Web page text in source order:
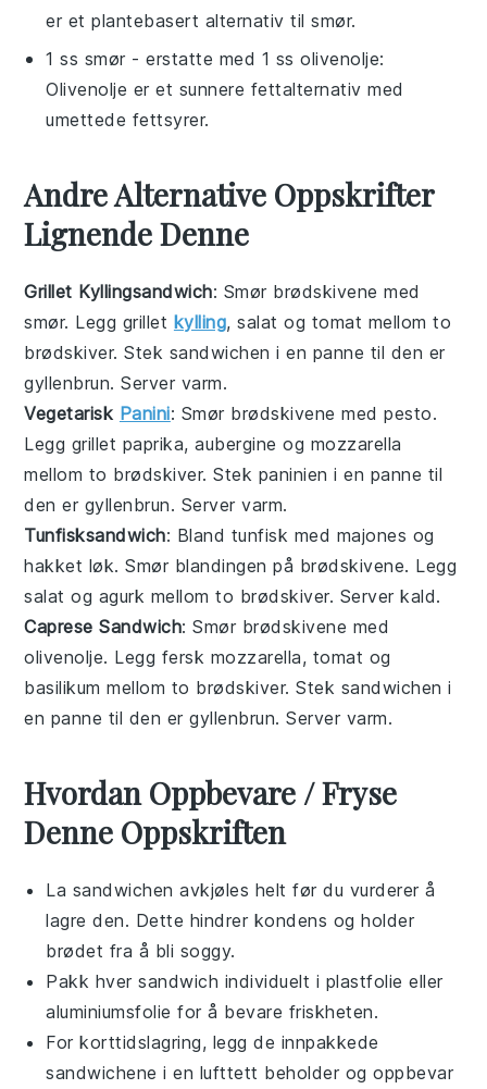
er et plantebasert alternativ til smør.
1 ss smør - erstatte med 1 ss olivenolje:
Olivenolje er et sunnere fettalternativ med
umettede fettsyrer.
Andre Alternative Oppskrifter
Lignende Denne
Grillet Kyllingsandwich: Smør brødskivene med
smør. Legg grillet kylling, salat og tomat mellom to
brødskiver. Stek sandwichen i en panne til den er
gyllenbrun. Server varm.
Vegetarisk Panini: Smør brødskivene med pesto.
Legg grillet paprika, aubergine og mozzarella
mellom to brødskiver. Stek paninien i en panne til
den er gyllenbrun. Server varm.
Tunfisksandwich: Bland tunfisk med majones og
hakket løk. Smør blandingen på brødskivene. Legg
salat og agurk mellom to brødskiver. Server kald.
Caprese Sandwich: Smør brødskivene med
olivenolje. Legg fersk mozzarella, tomat og
basilikum mellom to brødskiver. Stek sandwichen i
en panne til den er gyllenbrun. Server varm.
Hvordan Oppbevare / Fryse
Denne Oppskriften
La sandwichen avkjøles helt før du vurderer å
lagre den. Dette hindrer kondens og holder
brødet fra å bli soggy.
Pakk hver sandwich individuelt i plastfolie eller
aluminiumsfolie for å bevare friskheten.
For korttidslagring, legg de innpakkede
sandwichene i en lufttett beholder og oppbevar